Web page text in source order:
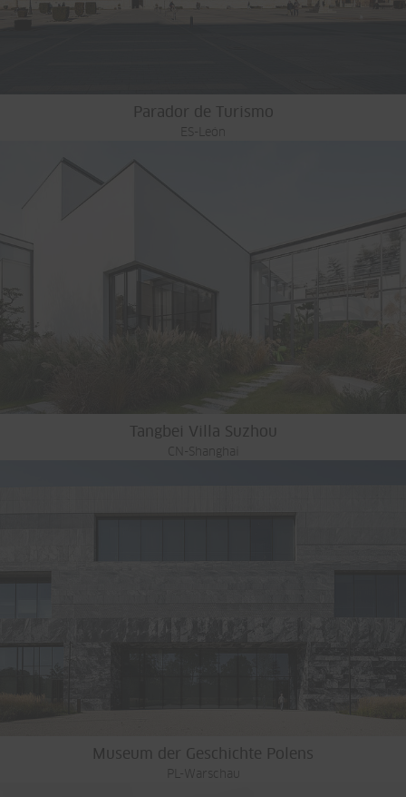
Parador de Turismo
ES-León
Tangbei Villa Suzhou
CN-Shanghai
Museum der Geschichte Polens
PL-Warschau